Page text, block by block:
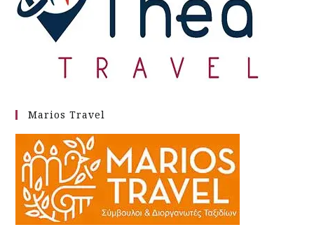
Marios Travel